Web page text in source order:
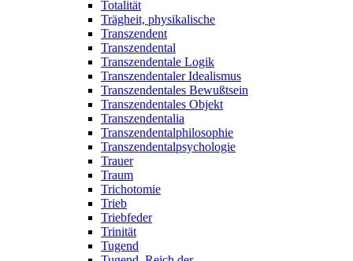
Totalität
Trägheit, physikalische
Transzendent
Transzendental
Transzendentale Logik
Transzendentaler Idealismus
Transzendentales Bewußtsein
Transzendentales Objekt
Transzendentalia
Transzendentalphilosophie
Transzendentalpsychologie
Trauer
Traum
Trichotomie
Trieb
Triebfeder
Trinität
Tugend